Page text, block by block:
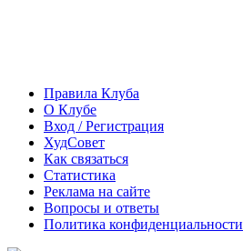
Правила Клуба
О Клубе
Вход / Регистрация
ХудСовет
Как связаться
Статистика
Реклама на сайте
Вопросы и ответы
Политика конфиденциальности